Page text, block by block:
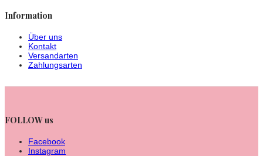
Information
Über uns
Kontakt
Versandarten
Zahlungsarten
FOLLOW us
Facebook
Instagram